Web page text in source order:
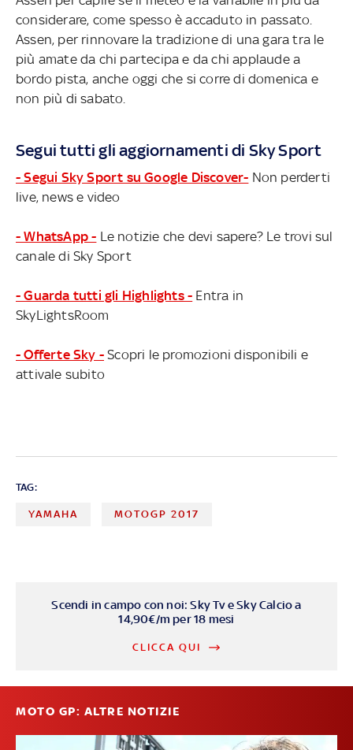
considerare, come spesso è accaduto in passato.
Assen, per rinnovare la tradizione di una gara tra le
più amate da chi partecipa e da chi applaude a
bordo pista, anche oggi che si corre di domenica e
non più di sabato.
Segui tutti gli aggiornamenti di Sky Sport
- Segui Sky Sport su Google Discover- Non perderti
live, news e video
- WhatsApp - Le notizie che devi sapere? Le trovi sul
canale di Sky Sport
- Guarda tutti gli Highlights - Entra in
SkyLightsRoom
- Offerte Sky - Scopri le promozioni disponibili e
attivale subito
TAG:
YAMAHA MOTOGP 2017
Scendi in campo con noi: Sky Tv e Sky Calcio a
14,90€/m per 18 mesi
CLICCA QUI
MOTO GP: ALTRE NOTIZIE